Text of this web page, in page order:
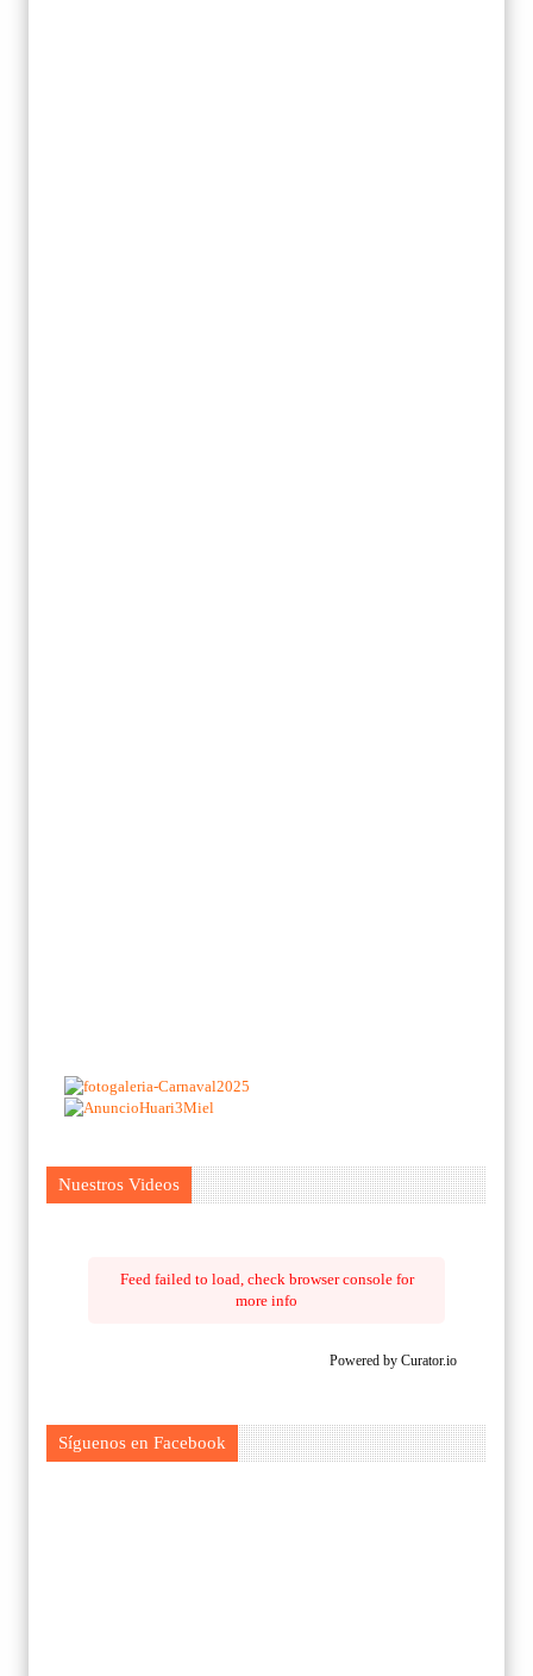
Nuestros Videos
Feed failed to load, check browser console for
more info
Powered by Curator.io
Síguenos en Facebook